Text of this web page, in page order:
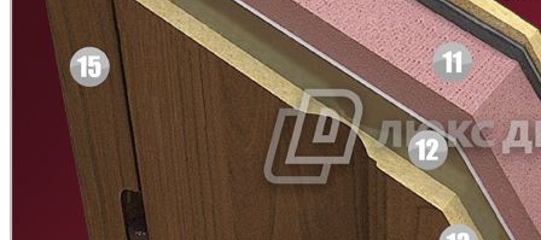
Д-35 С Д-35 СС
C52